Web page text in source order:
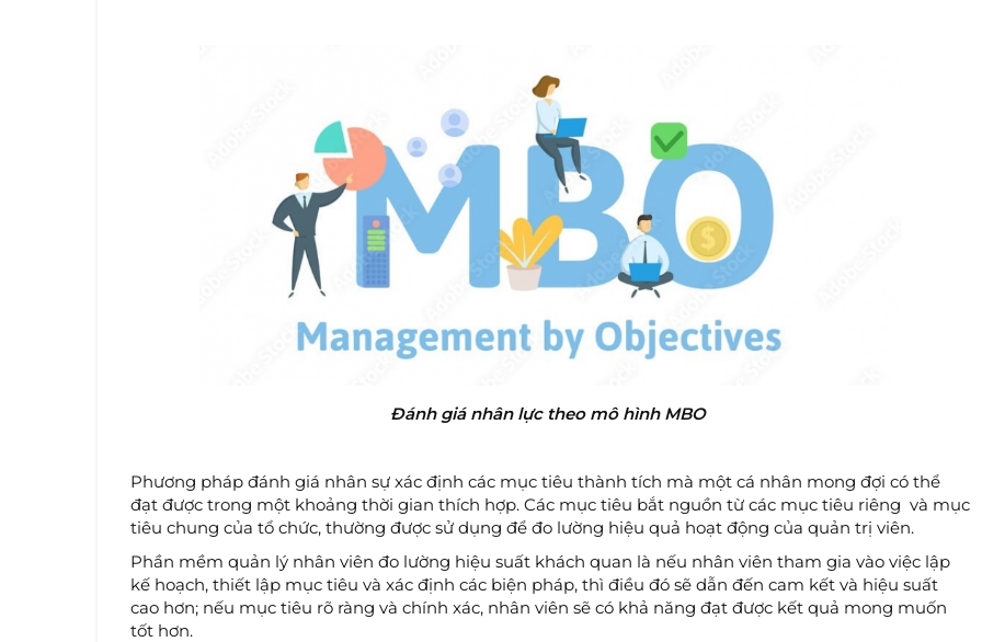
Đánh giá nhân lực theo mô hình MBO
Phương pháp đánh giá nhân sự xác định các mục tiêu thành tích mà một cá nhân mong đợi có thể
đạt được trong một khoảng thời gian thích hợp. Các mục tiêu bắt nguồn từ các mục tiêu riêng và mục
tiêu chung của tổ chức, thường được sử dụng để đo lường hiệu quả hoạt động của quản trị viên.
Phần mềm quản lý nhân viên đo lường hiệu suất khách quan là nếu nhân viên tham gia vào việc lập
kế hoạch, thiết lập mục tiêu và xác định các biện pháp, thì điều đó sẽ dẫn đến cam kết và hiệu suất
cao hơn; nếu mục tiêu rõ ràng và chính xác, nhân viên sẽ có khả năng đạt được kết quả mong muốn
tốt hơn.